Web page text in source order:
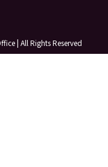
| All Rights Reserved